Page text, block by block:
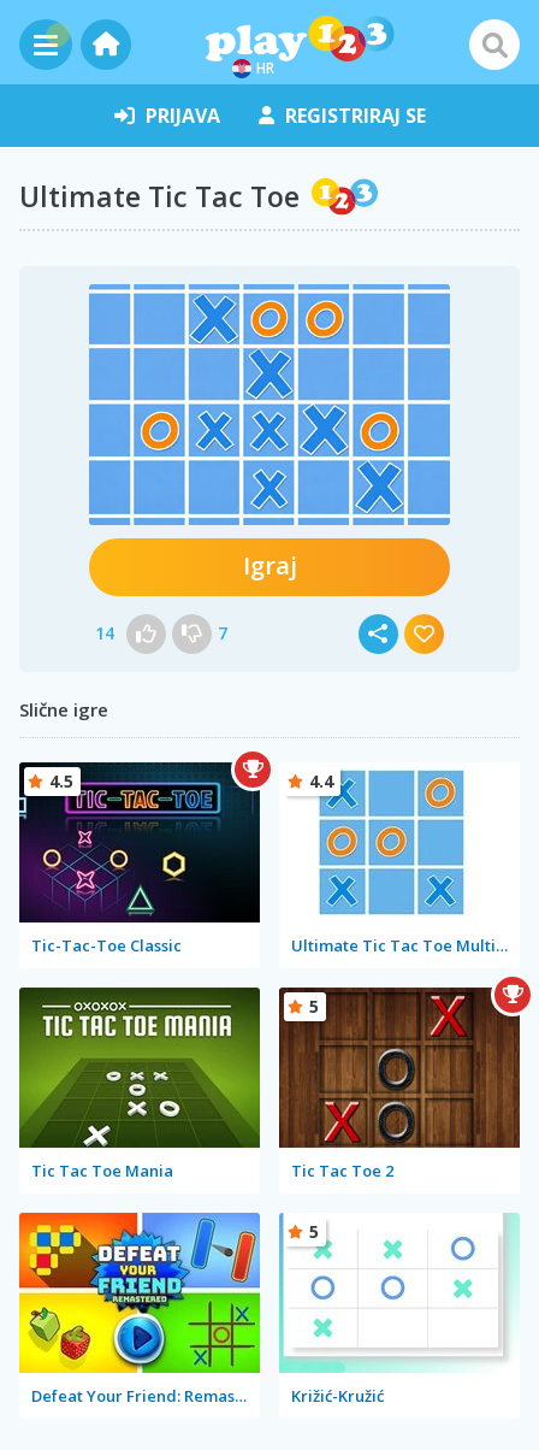
HR
PRIJAVA REGISTRIRAJ SE
Ultimate Tic Tac Toe
Igraj
14 7
Slične igre
Tic-Tac-Toe Classic
4.5
Ultimate Tic Tac Toe Multiplayer
4.4
Tic Tac Toe Mania Tic Tac Toe 2
5
Defeat Your Friend: Remastered Križić-Kružić
5